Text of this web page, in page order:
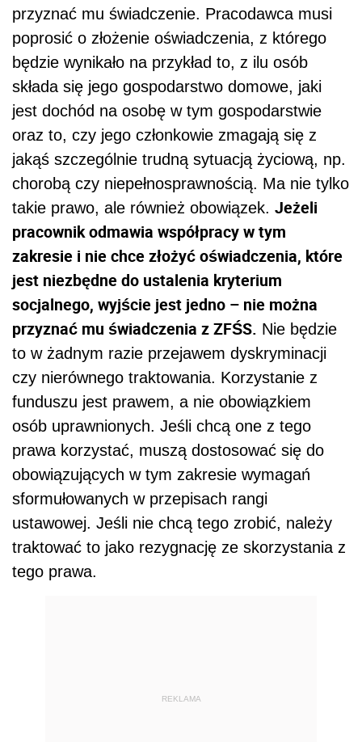
przyznać mu świadczenie. Pracodawca musi
poprosić o złożenie oświadczenia, z którego
będzie wynikało na przykład to, z ilu osób
składa się jego gospodarstwo domowe, jaki
jest dochód na osobę w tym gospodarstwie
oraz to, czy jego członkowie zmagają się z
jakąś szczególnie trudną sytuacją życiową, np.
chorobą czy niepełnosprawnością. Ma nie tylko
takie prawo, ale również obowiązek. Jeżeli
pracownik odmawia współpracy w tym
zakresie i nie chce złożyć oświadczenia, które
jest niezbędne do ustalenia kryterium
socjalnego, wyjście jest jedno – nie można
przyznać mu świadczenia z ZFŚS. Nie będzie
to w żadnym razie przejawem dyskryminacji
czy nierównego traktowania. Korzystanie z
funduszu jest prawem, a nie obowiązkiem
osób uprawnionych. Jeśli chcą one z tego
prawa korzystać, muszą dostosować się do
obowiązujących w tym zakresie wymagań
sformułowanych w przepisach rangi
ustawowej. Jeśli nie chcą tego zrobić, należy
traktować to jako rezygnację ze skorzystania z
tego prawa.
REKLAMA